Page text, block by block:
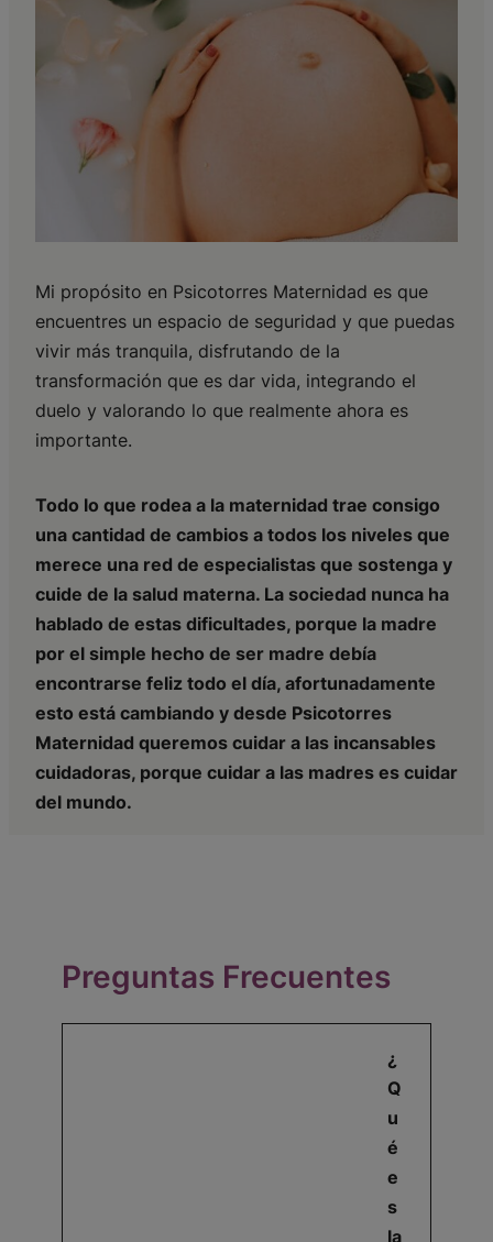
Mi propósito en Psicotorres Maternidad es que
encuentres un espacio de seguridad y que puedas
vivir más tranquila, disfrutando de la
transformación que es dar vida, integrando el
duelo y valorando lo que realmente ahora es
importante.
Todo lo que rodea a la maternidad trae consigo
una cantidad de cambios a todos los niveles que
merece una red de especialistas que sostenga y
cuide de la salud materna. La sociedad nunca ha
hablado de estas dificultades, porque la madre
por el simple hecho de ser madre debía
encontrarse feliz todo el día, afortunadamente
esto está cambiando y desde Psicotorres
Maternidad queremos cuidar a las incansables
cuidadoras, porque cuidar a las madres es cuidar
del mundo.
Preguntas Frecuentes
¿
Q
u
é
e
s
la